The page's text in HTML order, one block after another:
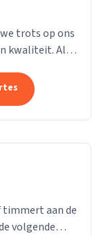
trots op ons
kwaliteit. Als
en...
timmert aan de
volgende